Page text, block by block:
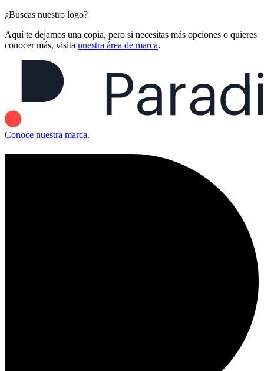
¿Buscas nuestro logo?
Aquí te dejamos una copia, pero si necesitas más opciones o quieres
conocer más, visita nuestra área de marca.
Conoce nuestra marca.